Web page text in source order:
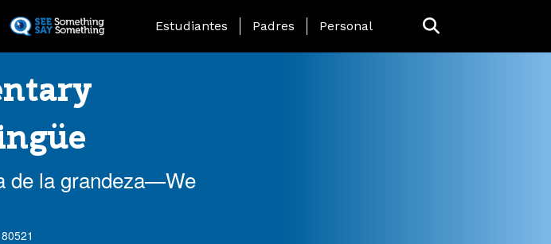
to
Landing Page Menu
Estudiantes Padres Personal
de la grandeza—We